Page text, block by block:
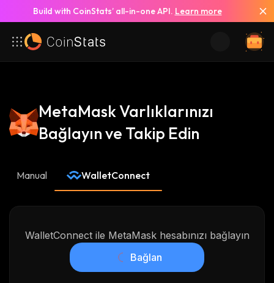
Build with CoinStats’ all-in-one API. Learn more
MetaMask Varlıklarınızı
Bağlayın ve Takip Edin
Manual WalletConnect
WalletConnect ile MetaMask hesabınızı bağlayın
Bağlan